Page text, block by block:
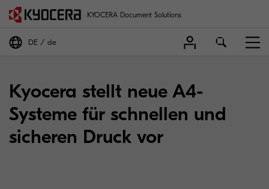
KYOCERA Document Solutions
DE de
Kyocera stellt neue A4-
Systeme für schnellen und
sicheren Druck vor